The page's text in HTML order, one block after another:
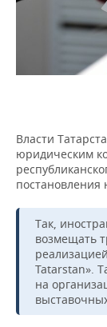
ОПК
РОЗНИЧНАЯ
ТРАНСПОРТ
НОВОСТИ
НОВОСТИ
БИЗНЕС-
ONLINE-
ФУТБОЛ
ХОККЕЙ
ВОЛЕЙБОЛ
КИБЕРСПОРТ
НОВОСТИ
ВЛАСТЬ
ИСТОРИЯ
КУЛЬТУРА
ФОТОГАЛЕРЕЯ
СЮЖЕТЫ
СПРАВОЧНИК
СПИСОК
СПИСОК
ПОЛНАЯ
Власти
юридическим
постановления
Так,
возмещать
Tatarstan».
на